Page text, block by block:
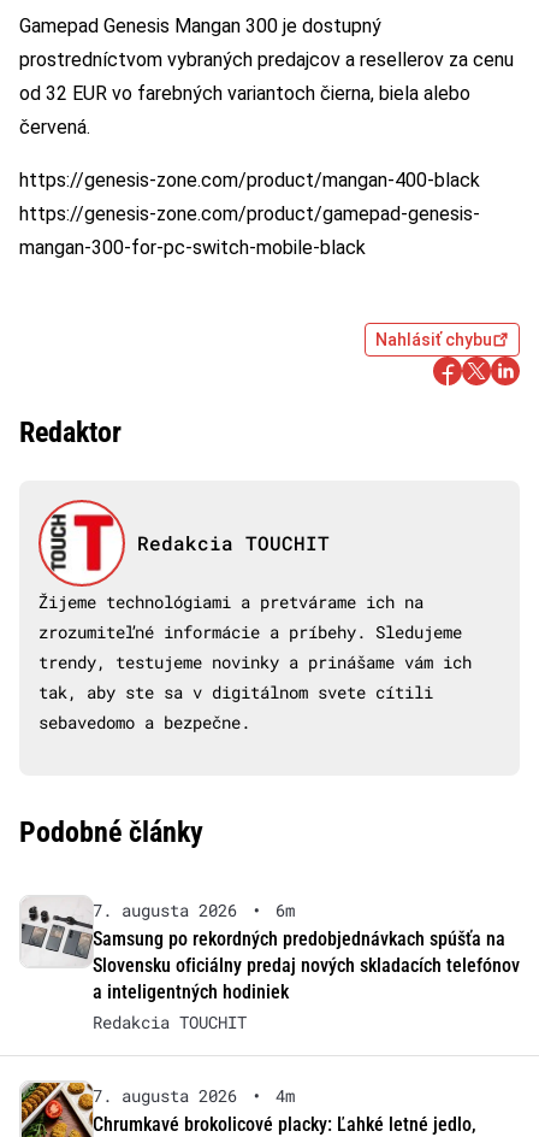
Gamepad Genesis Mangan 300 je dostupný
prostredníctvom vybraných predajcov a resellerov za cenu
od 32 EUR vo farebných variantoch čierna, biela alebo
červená.
https://genesis-zone.com/product/mangan-400-black
https://genesis-zone.com/product/gamepad-genesis-
mangan-300-for-pc-switch-mobile-black
Nahlásiť chybu
Redaktor
Redakcia TOUCHIT
Žijeme technológiami a pretvárame ich na
zrozumiteľné informácie a príbehy. Sledujeme
trendy, testujeme novinky a prinášame vám ich
tak, aby ste sa v digitálnom svete cítili
sebavedomo a bezpečne.
Podobné články
7. augusta 2026 •
6m
Samsung po rekordných predobjednávkach spúšťa na
Slovensku oficiálny predaj nových skladacích telefónov
a inteligentných hodiniek
Redakcia TOUCHIT
7. augusta 2026 •
4m
Chrumkavé brokolicové placky: Ľahké letné jedlo,